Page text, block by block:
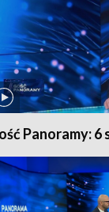
Panoramy: 6